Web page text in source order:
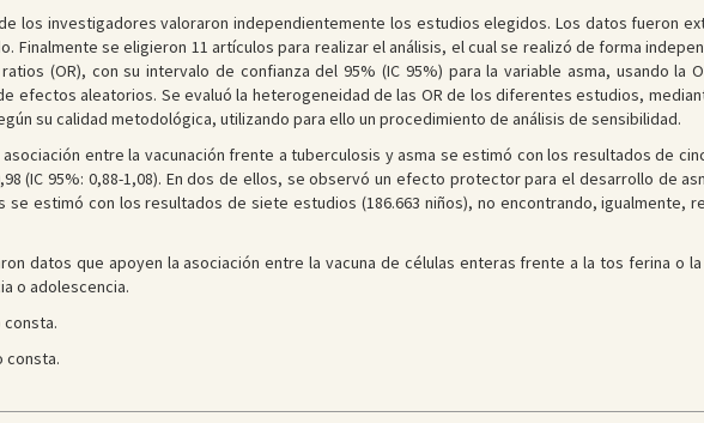
los investigadores valoraron independientemente los estudios elegidos. Los datos fueron
Finalmente se eligieron 11 artículos para realizar el análisis, el cual se realizó de forma
(OR), con su intervalo de confianza del 95% (IC 95%) para la variable asma, usando la
efectos aleatorios. Se evaluó la heterogeneidad de las OR de los diferentes estudios,
su calidad metodológica, utilizando para ello un procedimiento de análisis de sensibilidad.
asociación entre la vacunación frente a tuberculosis y asma se estimó con los resultados de
(IC 95%: 0,88-1,08). En dos de ellos, se observó un efecto protector para el desarrollo de
estimó con los resultados de siete estudios (186.663 niños), no encontrando, igualmente,
datos que apoyen la asociación entre la vacuna de células enteras frente a la tos ferina o
o adolescencia.
consta.
consta.